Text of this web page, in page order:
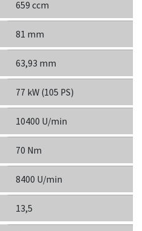
659 ccm
81 mm
63,93 mm
77 kW (105 PS)
10400 U/min
70 Nm
8400 U/min
13,5